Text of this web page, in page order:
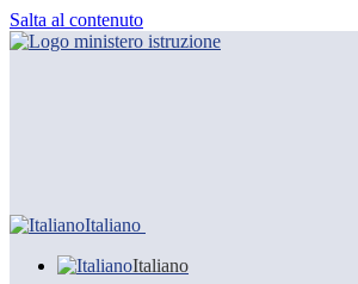
Salta al contenuto
Italiano
Italiano